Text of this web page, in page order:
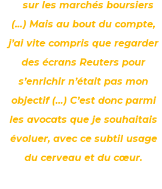
sur les marchés boursiers
(…) Mais au bout du compte,
j’ai vite compris que regarder
des écrans Reuters pour
s’enrichir n’était pas mon
objectif (…) C’est donc parmi
les avocats que je souhaitais
évoluer, avec ce subtil usage
du cerveau et du cœur.